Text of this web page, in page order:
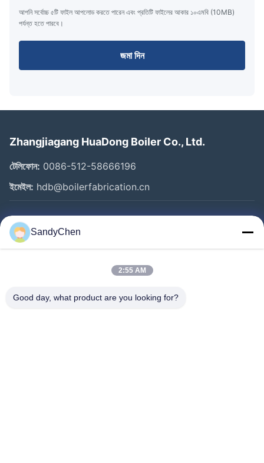
আপনি সর্বোচ্চ ৫টি ফাইল আপলোড করতে পারেন এবং প্রতিটি ফাইলের আকার ১০এমবি (10MB)
পর্যন্ত হতে পারবে।
জমা দিন
Zhangjiagang HuaDong Boiler Co., Ltd.
টেলিফোন: 0086-512-58666196
ইমেইল: hdb@boilerfabrication.cn
গুরুত্বপূর্ণ সংযোগ
বাড়ি
ভিডিও
SandyChen
2:55 AM
Good day, what product are you looking for?